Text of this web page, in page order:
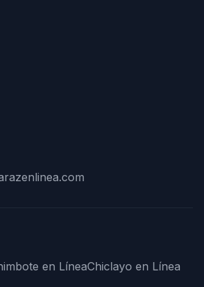
en LíneaChiclayo en Línea